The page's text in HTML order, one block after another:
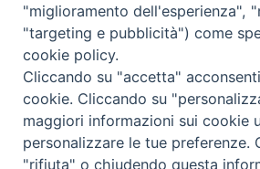
Abbonamento Annuale Cartaceo
Abbonamento Singola Copia
Redazione: Pavia, Piazza Duomo 11
"miglioramento dell'esperienza",
"targeting e pubblicità") come
cookie policy.
Cliccando su "accetta"
cookie. Cliccando su
maggiori informazioni sui cookie
personalizzare le tue preferenze.
"rifiuta" o chiudendo questa